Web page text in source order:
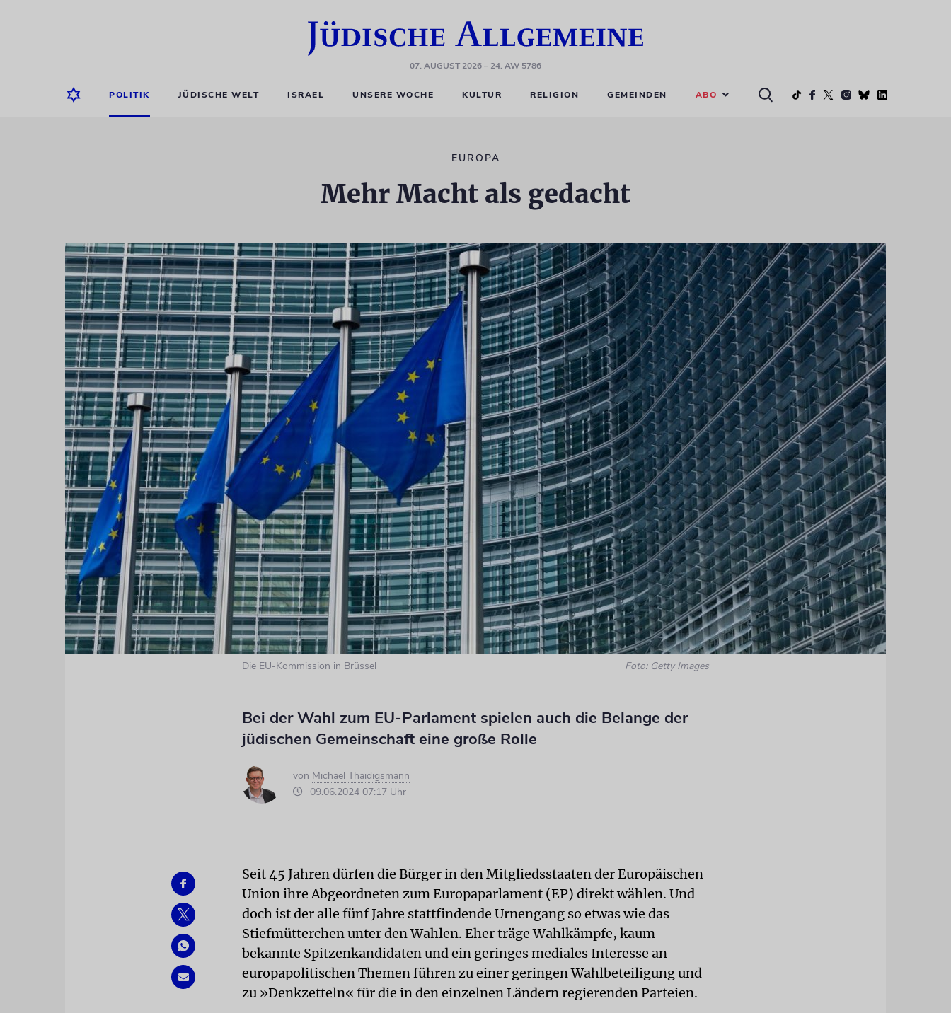
07. AUGUST 2026– 24. AW 5786
POLITIK JÜDISCHE WELT ISRAEL UNSERE WOCHE KULTUR RELIGION GEMEINDEN ABO
EUROPA
Mehr Macht als gedacht
Die EU-Kommission in Brüssel Foto: Getty Images
Bei der Wahl zum EU-Parlament spielen auch die Belange der
jüdischen Gemeinschaft eine große Rolle
von Michael Thaidigsmann
09.06.2024 07:17 Uhr
Seit 45 Jahren dürfen die Bürger in den Mitgliedsstaaten der Europäischen
Union ihre Abgeordneten zum Europaparlament (EP) direkt wählen. Und
doch ist der alle fünf Jahre stattfindende Urnengang so etwas wie das
Stiefmütterchen unter den Wahlen. Eher träge Wahlkämpfe, kaum
bekannte Spitzenkandidaten und ein geringes mediales Interesse an
europapolitischen Themen führen zu einer geringen Wahlbeteiligung und
zu »Denkzetteln« für die in den einzelnen Ländern regierenden Parteien.